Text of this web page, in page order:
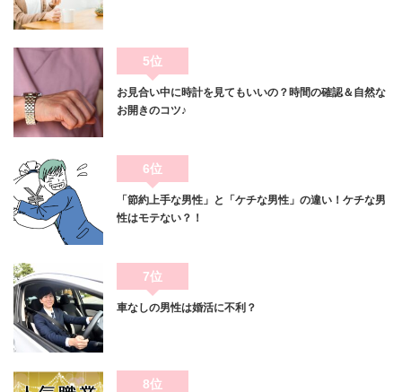
5位
お見合い中に時計を見てもいいの？時間の確認＆自然な
お開きのコツ♪
6位
「節約上手な男性」と「ケチな男性」の違い！ケチな男
性はモテない？！
7位
車なしの男性は婚活に不利？
8位